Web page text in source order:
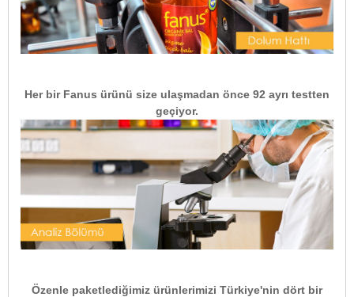
Her bir Fanus ürünü size ulaşmadan önce 92 ayrı testten
geçiyor.
Özenle paketlediğimiz ürünlerimizi Türkiye'nin dört bir